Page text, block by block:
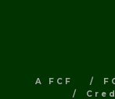
A FCF